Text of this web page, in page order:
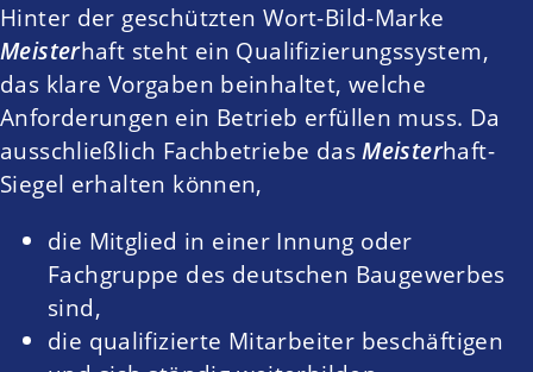
Hinter der geschützten Wort-Bild-Marke
Meisterhaft steht ein Qualifizierungssystem,
das klare Vorgaben beinhaltet, welche
Anforderungen ein Betrieb erfüllen muss. Da
ausschließlich Fachbetriebe dasMeisterhaft-
Siegel erhalten können,
die Mitglied in einer Innung oder
Fachgruppe des deutschen Baugewerbes
sind,
die qualifizierte Mitarbeiter beschäftigen